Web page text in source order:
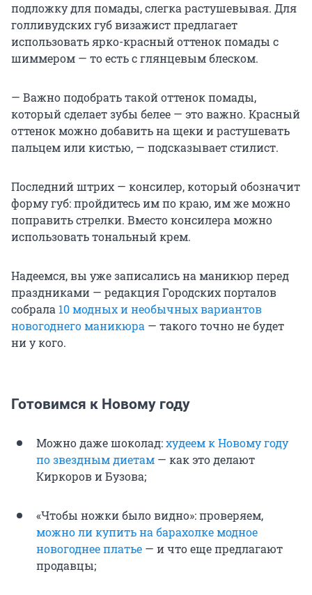
подложку для помады, слегка растушевывая. Для
голливудских губ визажист предлагает
использовать ярко-красный оттенок помады с
шиммером — то есть с глянцевым блеском.
— Важно подобрать такой оттенок помады,
который сделает зубы белее — это важно. Красный
оттенок можно добавить на щеки и растушевать
пальцем или кистью, — подсказывает стилист.
Последний штрих — консилер, который обозначит
форму губ: пройдитесь им по краю, им же можно
поправить стрелки. Вместо консилера можно
использовать тональный крем.
Надеемся, вы уже записались на маникюр перед
праздниками — редакция Городских порталов
собрала 10 модных и необычных вариантов
новогоднего маникюра — такого точно не будет
ни у кого.
Готовимся к Новому году
Можно даже шоколад:худеем к Новому году
по звездным диетам — как это делают
Киркоров и Бузова;
«Чтобы ножки было видно»: проверяем,
можно ли купить на барахолке модное
новогоднее платье — и что еще предлагают
продавцы;